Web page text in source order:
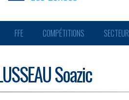
FFE COMPÉTITIONS
Soazic